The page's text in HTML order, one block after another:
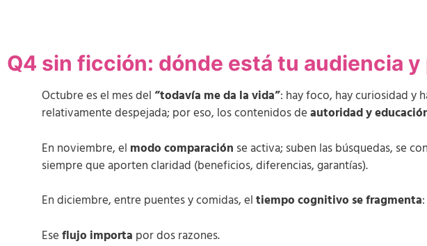
Q4 sin ficción: dónde está tu audiencia
Octubre es el mes del“todavía me da la vida”: hay foco, hay curiosidad y
relativamente despejada; por eso, los contenidos deautoridad y
En noviembre, el modo comparación se activa; suben las búsquedas, se
siempre que aporten claridad (beneficios, diferencias, garantías).
En diciembre, entre puentes y comidas, eltiempo cognitivo se fragmenta
Eseflujo importa por dos razones.